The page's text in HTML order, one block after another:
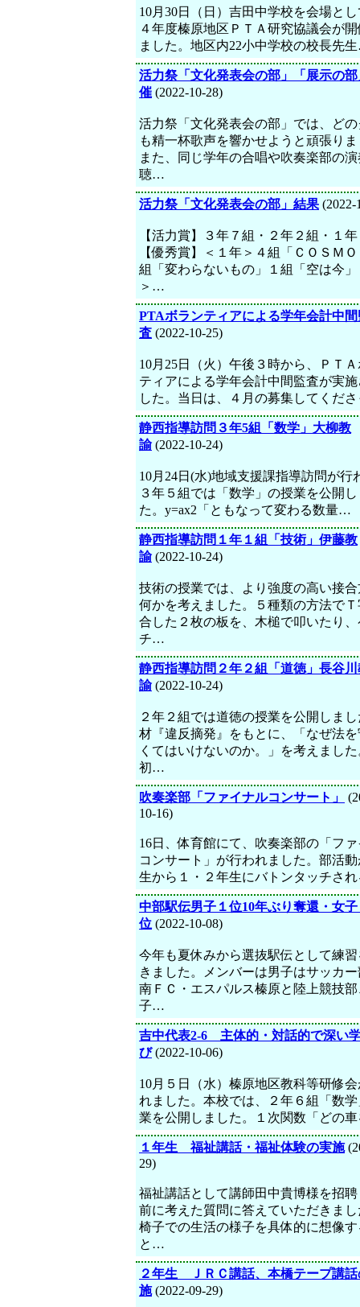
10月30日（日）吉田中学校を会場と
４年度榛原地区ＰＴＡ研究協議会が
ました。地区内22小中学校の校長先
活力祭「文化発表会の部」「展示の
催 (2022-10-28)
活力祭「文化発表会の部」では、ど
も精一杯歌声を響かせようと頑張り
また、同じ学年の合唱や吹奏楽部の
聴…
活力祭「文化発表会の部」結果 (2022-
【活力賞】３年７組・２年２組・１
【優秀賞】＜１年＞４組「ＣＯＳＭ
組「変わらないもの」１組「空は今
＞…
PTAボランティアによる学年会計中間
査 (2022-10-25)
10月25日（火）午後３時から、ＰＴ
ティアによる学年会計中間監査が実
した。当日は、４月の募集してくだ
静西指導訪問３年5組「数学」大柳教
諭(2022-10-24)
10月24日(水)地域支援課指導訪問が行
３年５組では「数学」の授業を公開
た。y=ax2「ともなって変わる数量…
静西指導訪問１年１組「技術」伊藤教
諭(2022-10-24)
技術の授業では、より強度の高い接
何かを考えました。５種類の方法で
合した２枚の板を、木槌で叩いたり
チ…
静西指導訪問２年２組「道徳」長谷川
諭(2022-10-24)
２年２組では道徳の授業を公開しま
材『違反摘発』をもとに、「なぜ法
くてはいけないのか。」を考えまし
初…
吹奏楽部「ファイナルコンサート」
10-16)
16日、体育館にて、吹奏楽部の「フ
コンサート」が行われました。部活
生から１・２年生にバトンタッチさ
中部駅伝男子１位10年ぶり奪還・女子
位 (2022-10-08)
今年も夏休みから選抜駅伝として練
きました。メンバーは男子はサッカ
南ＦＣ・エスパルス榛原と陸上競技
子…
吉中代表2-6 主体的・対話的で深い
び(2022-10-06)
10月５日（水）榛原地区教科等研修
れました。本校では、２年６組「数
業を公開しました。１次関数「どの
１年生 福祉講話・福祉体験の実施
29)
福祉講話として講師田中貴博様を招
前に考えた質問に答えていただきま
椅子での生活の様子を具体的に想像
と…
２年生 ＪＲＣ講話、本橋テープ講話
施(2022-09-29)